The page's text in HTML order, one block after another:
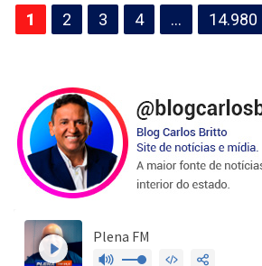
Paginação
de
1 2 3 4 … 14.980